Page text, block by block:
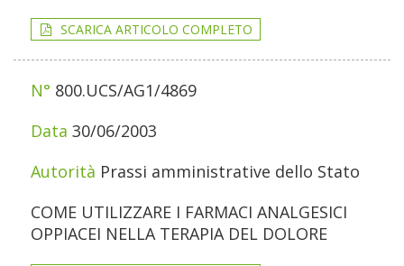
SCARICA ARTICOLO COMPLETO
800.UCS/AG1/4869
30/06/2003
Prassi amministrative dello Stato
COME UTILIZZARE I FARMACI ANALGESICI
OPPIACEI NELLA TERAPIA DEL DOLORE